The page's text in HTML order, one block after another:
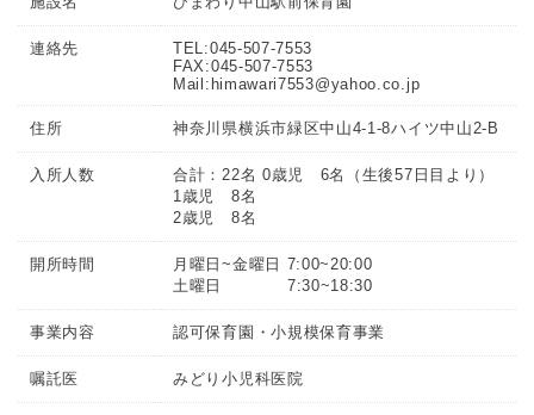
連絡先
TEL:045-507-7553
FAX:045-507-7553
Mail:himawari7553@yahoo.co.jp
住所 神奈川県横浜市緑区中山4-1-8ハイツ中山2-B
入所人数
合計：22名 0歳児 6名（生後57日目より）
1歳児 8名
2歳児 8名
開所時間
月曜日~金曜日 7:00~20:00
土曜日 7:30~18:30
事業内容 認可保育園・小規模保育事業
嘱託医 みどり小児科医院